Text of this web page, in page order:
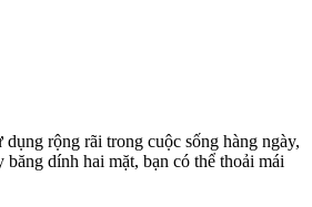
rộng rãi trong cuộc sống hàng ngày,
dính hai mặt, bạn có thể thoải mái